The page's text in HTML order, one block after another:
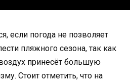
если погода не позволяет
пляжного сезона, так как
принесёт большую
Стоит отметить, что на